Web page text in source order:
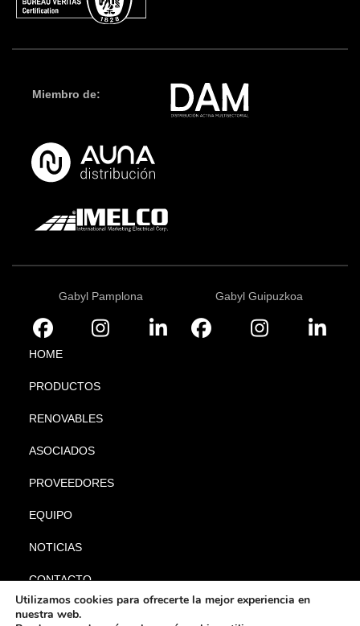
Miembro de:
Gabyl Pamplona Gabyl Guipuzkoa
HOME
PRODUCTOS
RENOVABLES
ASOCIADOS
PROVEEDORES
EQUIPO
NOTICIAS
CONTACTO
Utilizamos cookies para ofrecerte la mejor experiencia en
nuestra web.